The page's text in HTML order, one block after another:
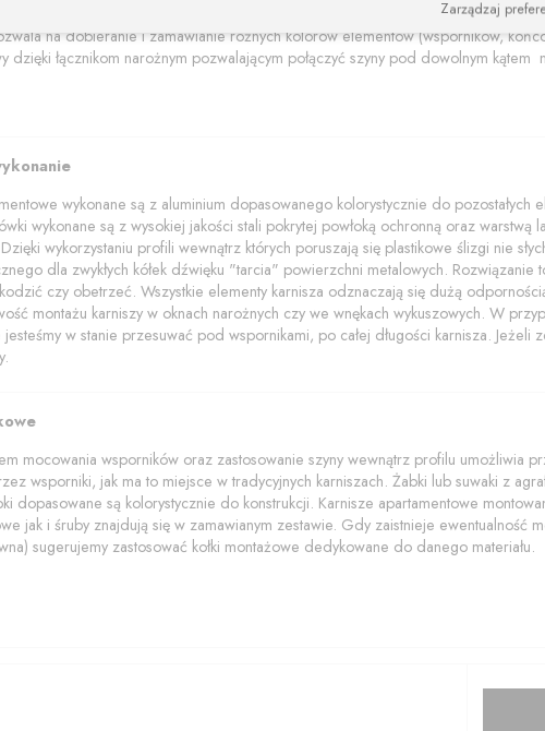
z elementami kryształów Swarovskiego.
na dobieranie i zamawianie różnych kolorów elementów (wsporników,
dzięki łącznikom narożnym pozwalającym połączyć szyny pod dowolnym
wykonane są z aluminium dopasowanego kolorystycznie do pozostałych
wykonane są z wysokiej jakości stali pokrytej powłoką ochronną oraz
wykorzystaniu profili wewnątrz których poruszają się plastikowe ślizgi nie
dla zwykłych kółek dźwięku "tarcia" powierzchni metalowych.
czy obetrzeć. Wszystkie elementy karnisza odznaczają się dużą
montażu karniszy w oknach narożnych czy we wnękach wykuszowych. W
w stanie przesuwać pod wspornikami, po całej długości karnisza. Jeżeli
mocowania wsporników oraz zastosowanie szyny wewnątrz profilu umożliwia
wsporniki, jak ma to miejsce w tradycyjnych karniszach. Żabki lub suwaki z
dopasowane są kolorystycznie do konstrukcji. Karnisze apartamentowe
jak i śruby znajdują się w zamawianym zestawie. Gdy zaistnieje
sugerujemy zastosować kołki montażowe dedykowane do danego materiału.
Zarządzaj